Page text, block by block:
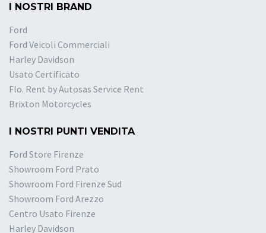
I NOSTRI BRAND
Ford
Ford Veicoli Commerciali
Harley Davidson
Usato Certificato
Flo. Rent by Autosas Service Rent
Brixton Motorcycles
I NOSTRI PUNTI VENDITA
Ford Store Firenze
Showroom Ford Prato
Showroom Ford Firenze Sud
Showroom Ford Arezzo
Centro Usato Firenze
Harley Davidson